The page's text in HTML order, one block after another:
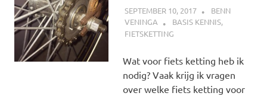
SEPTEMBER 10, 2017
BENN
VENINGA
BASIS KENNIS,
FIETSKETTING
Wat voor fiets ketting heb ik
nodig? Vaak krijg ik vragen
over welke fiets ketting voor